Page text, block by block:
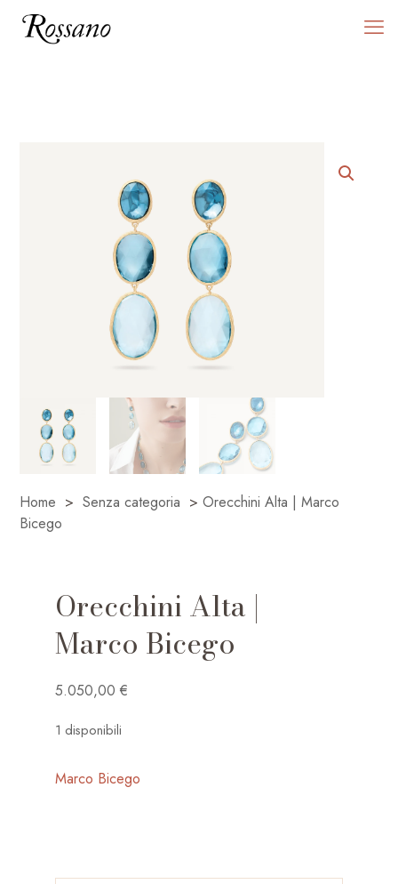
Home > Senza categoria > Orecchini Alta | Marco
Bicego
Orecchini Alta |
Marco Bicego
5.050,00€
1 disponibili
Marco Bicego